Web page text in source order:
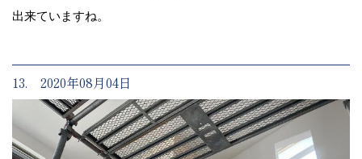
出来ていますね。
13. 2020年08月04日